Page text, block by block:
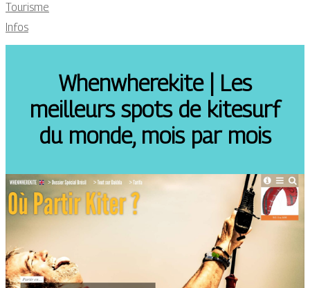
Tourisme
Infos
Whenwherekite | Les
meilleurs spots de kitesurf
du monde, mois par mois